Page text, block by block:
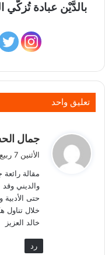
بالدَّيْن عبادة تُزكّي
تعليق واحد
ي
ل
جمال
الأثنين 7 ربيع الثاني 1447هـ 29-9-2025م الساعة 9:33 م
مقالة
والديني
حتى
خلال تناول
خالد العزيز
رد